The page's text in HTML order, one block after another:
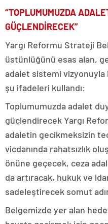
“TOPLUMUMUZDA
GÜÇLENDİRECEK”
Yargı Reformu Strateji
üstünlüğünü esas alan,
adalet sistemi vizyonuyla
şu ifadeleri kullandı:
Toplumumuzda adalet
güçlendirecek Yargı
adaletin gecikmeksizin
vicdanında rahatsızlık
önüne geçecek, ceza
da artıracak, hukuk ve
sadeleştirecek somut
Belgemizde yer alan